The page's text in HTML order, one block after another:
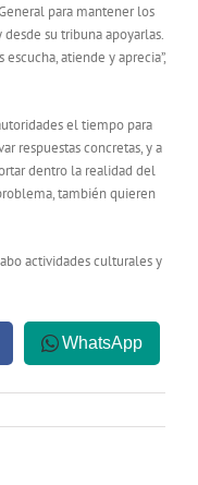
para mantener los
su tribuna apoyarlas.
atiende y aprecia”,
el tiempo para
respuestas concretas, y a
dentro la realidad del
también quieren
actividades culturales y
WhatsApp